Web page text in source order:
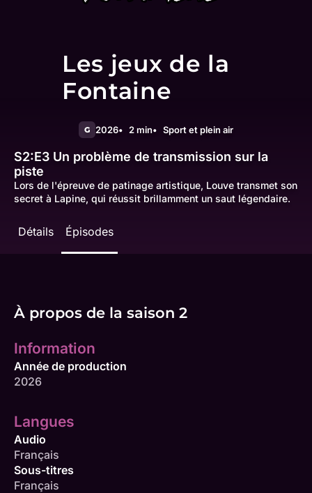
Les jeux de la
Fontaine
G 2026 2 min Sport et plein air
S2:E3 Un problème de transmission sur la
piste
Lors de l'épreuve de patinage artistique, Louve transmet son
secret à Lapine, qui réussit brillamment un saut légendaire.
Détails Épisodes
À propos de la saison 2
Information
Année de production
2026
Langues
Audio
Français
Sous-titres
Français